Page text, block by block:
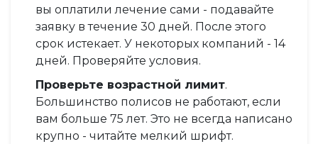
вы оплатили лечение сами - подавайте
заявку в течение 30 дней. После этого
срок истекает. У некоторых компаний - 14
дней. Проверяйте условия.
Проверьте возрастной лимит.
Большинство полисов не работают, если
вам больше 75 лет. Это не всегда написано
крупно - читайте мелкий шрифт.